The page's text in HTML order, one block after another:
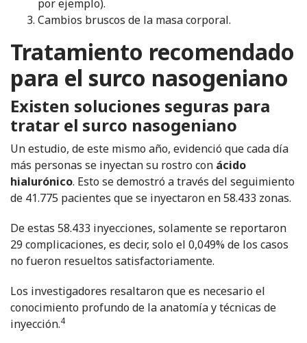
por ejemplo).
Cambios bruscos de la masa corporal.
Tratamiento recomendado
para el surco nasogeniano
Existen soluciones seguras para
tratar el surco nasogeniano
Un estudio, de este mismo año, evidenció que cada día
más personas se inyectan su rostro con ácido
hialurónico. Esto se demostró a través del seguimiento
de 41.775 pacientes que se inyectaron en 58.433 zonas.
De estas 58.433 inyecciones, solamente se reportaron
29 complicaciones, es decir, solo el 0,049% de los casos
no fueron resueltos satisfactoriamente.
Los investigadores resaltaron que es necesario el
conocimiento profundo de la anatomía y técnicas de
inyección.4